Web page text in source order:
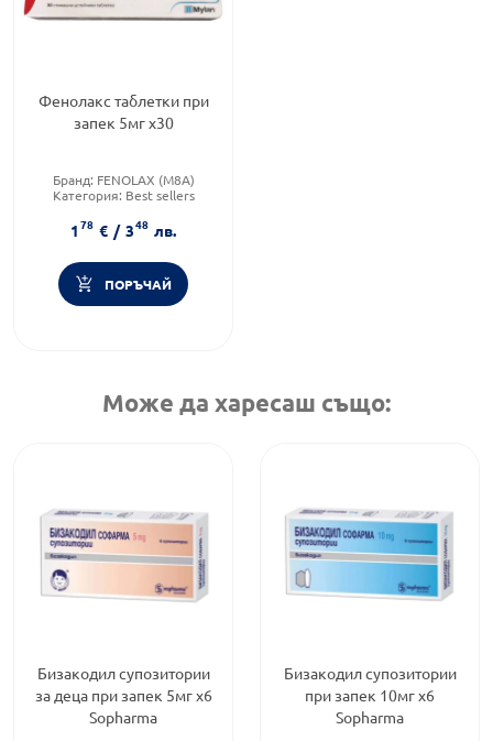
Фенолакс таблетки при
запек 5мг х30
Бранд: FENOLAX (M8A)
Категория: Best sellers
178 € / 348 лв.
ПОРЪЧАЙ
Може да харесаш също:
Бизакодил супозитории
за деца при запек 5мг x6
Sopharma
Бизакодил супозитории
при запек 10мг х6
Sopharma